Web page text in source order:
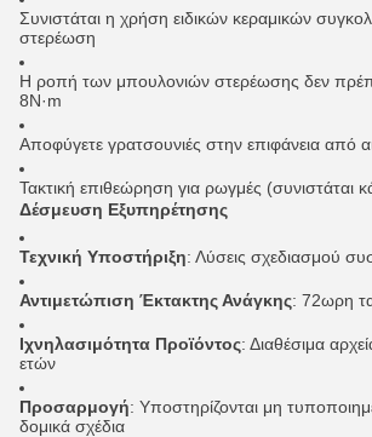
Συνιστάται η χρήση ειδικών κεραμικών
στερέωση
Η ροπή των μπουλονιών στερέωσης δεν
8N·m
Αποφύγετε γρατσουνιές στην επιφάνεια από
Τακτική επιθεώρηση για ρωγμές (συνιστάται
Δέσμευση Εξυπηρέτησης
Τεχνική Υποστήριξη: Λύσεις σχεδιασμού
Αντιμετώπιση Έκτακτης Ανάγκης: 72ωρη
Ιχνηλασιμότητα Προϊόντος: Διαθέσιμα
ετών
Προσαρμογή: Υποστηρίζονται μη
δομικά σχέδια